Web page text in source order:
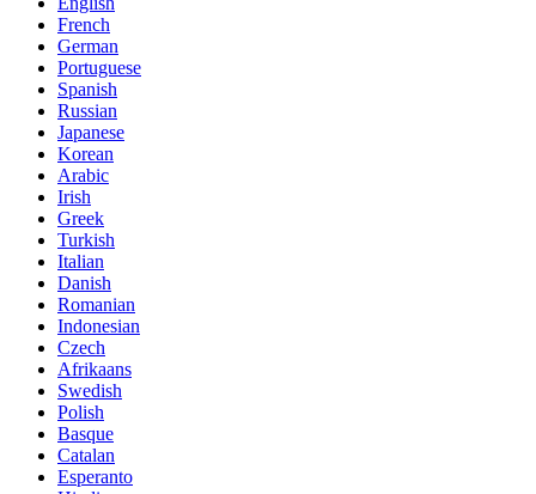
French
German
Portuguese
Spanish
Russian
Japanese
Korean
Arabic
Irish
Greek
Turkish
Italian
Danish
Romanian
Indonesian
Czech
Afrikaans
Swedish
Polish
Basque
Catalan
Esperanto